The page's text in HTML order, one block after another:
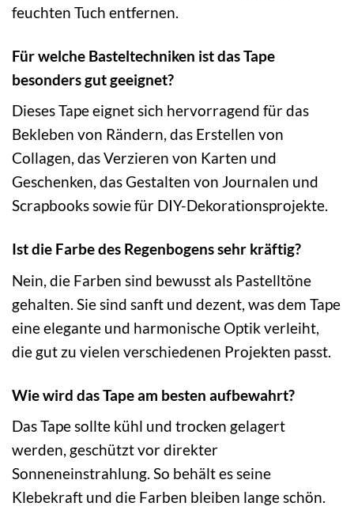
feuchten Tuch entfernen.
Für welche Basteltechniken ist das Tape
besonders gut geeignet?
Dieses Tape eignet sich hervorragend für das
Bekleben von Rändern, das Erstellen von
Collagen, das Verzieren von Karten und
Geschenken, das Gestalten von Journalen und
Scrapbooks sowie für DIY-Dekorationsprojekte.
Ist die Farbe des Regenbogens sehr kräftig?
Nein, die Farben sind bewusst als Pastelltöne
gehalten. Sie sind sanft und dezent, was dem Tape
eine elegante und harmonische Optik verleiht,
die gut zu vielen verschiedenen Projekten passt.
Wie wird das Tape am besten aufbewahrt?
Das Tape sollte kühl und trocken gelagert
werden, geschützt vor direkter
Sonneneinstrahlung. So behält es seine
Klebekraft und die Farben bleiben lange schön.